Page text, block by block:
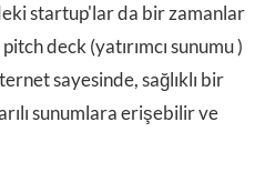
startup'lar da bir zamanlar
deck (yatırımcı sunumu )
sayesinde, sağlıklı bir
sunumlara erişebilir ve